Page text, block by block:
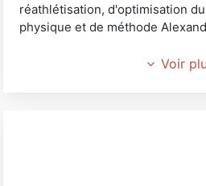
réathlétisation, d'optimisation
physique et de méthode
​Le Centre de Soins du
Voir